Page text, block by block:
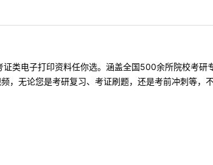
类电子打印资料任你选。涵盖全国500余所院校考
，无论您是考研复习、考证刷题，还是考前冲刺等，